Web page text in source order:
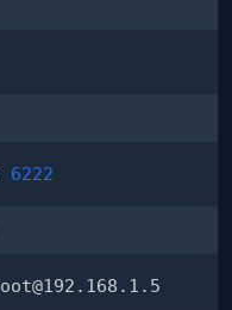
6222